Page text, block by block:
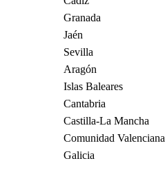
Granada
Jaén
Sevilla
Aragón
Islas Baleares
Cantabria
Castilla-La Mancha
Comunidad Valenciana
Galicia